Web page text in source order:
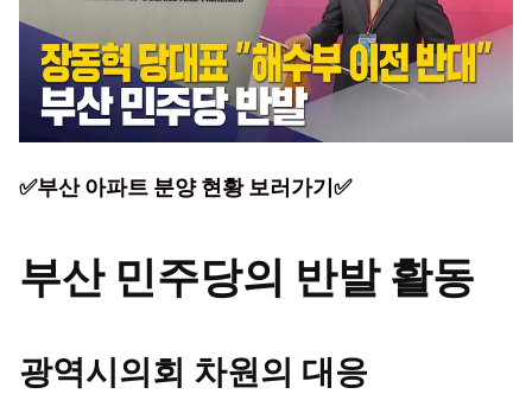
✅부산 아파트 분양 현황 보러가기✅
부산 민주당의 반발 활동
광역시의회 차원의 대응